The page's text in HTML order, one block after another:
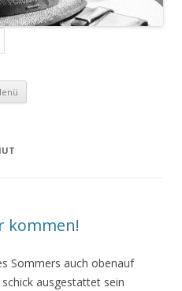
Zum Inhalt springen
kommen!
Sommers auch obenauf
ausgestattet sein